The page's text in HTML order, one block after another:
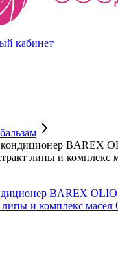
кабинет
BAREX
липы и комплекс